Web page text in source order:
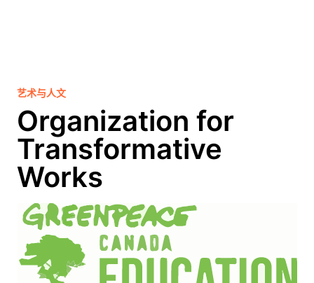
艺术与人文
Organization for
Transformative
Works